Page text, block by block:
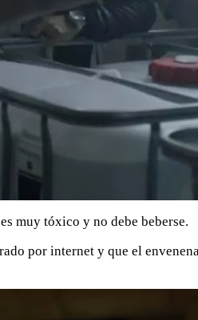
muy tóxico y no debe beberse.
por internet y que el